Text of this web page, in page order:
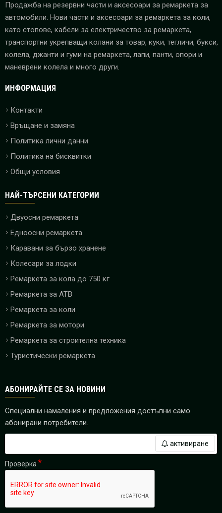
Продажба на резервни части и аксесоари за ремаркета за
автомобили. Нови части и аксесоари за ремаркета за коли,
като стопове, кабели за електричество за ремаркета,
транспортни укрепващи колани за товар, куки, тегличи, букси,
колела, джанти и гуми на ремаркета, лапи, панти, опори и
маневрени колела и много други.
ИНФОРМАЦИЯ
Контакти
Връщане и замяна
Политика лични данни
Политика на бисквитки
Общи условия
НАЙ-ТЪРСЕНИ КАТЕГОРИИ
Двуосни ремаркета
Едноосни ремаркета
Каравани за бързо хранене
Колесари за лодки
Ремаркета за кола до 750 кг
Ремаркета за ATB
Ремаркета за коли
Ремаркета за мотори
Ремаркета за строителна техника
Туристически ремаркета
АБОНИРАЙТЕ СЕ ЗА НОВИНИ
Специални намаления и предложения достъпни само
абонирани потребители.
активиране
Проверка